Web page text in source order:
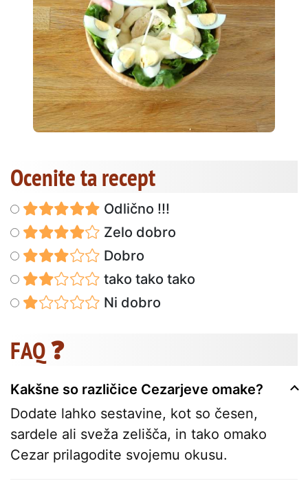
Ocenite ta recept
Odlično !!!
Zelo dobro
Dobro
tako tako tako
Ni dobro
FAQ ❓
Kakšne so različice Cezarjeve omake?
Dodate lahko sestavine, kot so česen,
sardele ali sveža zelišča, in tako omako
Cezar prilagodite svojemu okusu.